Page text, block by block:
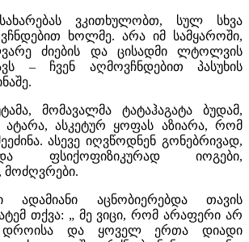
ვკითხულობთ, სულ სხვა
ხოლმე. არა იმ სამყაროში,
ძიების და ცისადმი ლტოლვის
– ჩვენ აღმოვჩნდებით პასუხის
მომავალმა ტატაჰაგატა ბუდამ,
ასკეტურ ყოფას აზიარა, რომ
ასევე იღვწოდნენ გონებრივად,
ფსიქოფიზიკურად იოგები,
აცნობიერებდა თავის
თქვა: „ მე ვიცი, რომ არაფერი არ
დროისა და ყოველ ერთა დიადი